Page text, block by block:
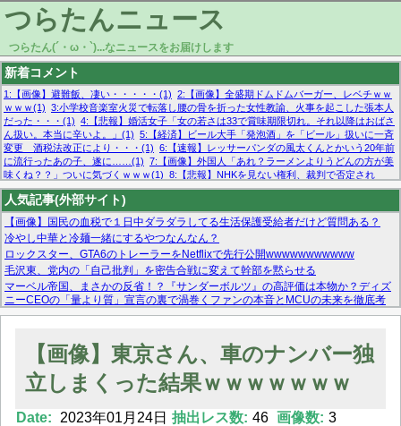
つらたんニュース
つらたん(´・ω・`)...なニュースをお届けします
新着コメント
1:【画像】避難飯、凄い・・・・・(1) 2:【画像】全盛期ドムドムバーガー、レベチｗｗ
ｗｗｗ(1) 3:小学校音楽室火災で転落し腰の骨を折った女性教諭、火事を起こした張本人
だった・・・(1) 4:【悲報】婚活女子「女の若さは33で賞味期限切れ。それ以降はおばさ
ん扱い。本当に辛いよ。」(1) 5:【経済】ビール大手「発泡酒」を「ビール」扱いに一斉
変更 酒税法改正により・・・(1) 6:【速報】レッサーパンダの風太くんとかいう20年前
に流行ったあの子、遂に……(1) 7:【画像】外国人「あれ？ラーメンよりうどんの方が美
味くね？？」ついに気づくｗｗｗ(1) 8:【悲報】NHKを見ない権利、裁判で否定され
る・・・(1) 9:欧州委員長「原発縮小は間違いでした」(1) 10:【悲報】日本企業の人手不
足、限界突破 52%「正社員も足りてません…」(1)
人気記事(外部サイト)
【画像】国民の血税で１日中ダラダラしてる生活保護受給者だけど質問ある？
冷やし中華と冷麺一緒にするやつなんなん？
ロックスター、GTA6のトレーラーをNetflixで先行公開wwwwwwwwwww
毛沢東、党内の「自己批判」を密告合戦に変えて幹部を黙らせる
マーベル帝国、まさかの反省！？『サンダーボルツ』の高評価は本物か？ディズ
ニーCEOの「量より質」宣言の裏で渦巻くファンの本音とMCUの未来を徹底考
察！
【画像あり】FacebookとかTwitterで拾ったエロ画像貼ってくよ
【画像】東京さん、車のナンバー独
立しまくった結果ｗｗｗｗｗｗｗ
Date: 2023年01月24日 抽出レス数: 46 画像数: 3